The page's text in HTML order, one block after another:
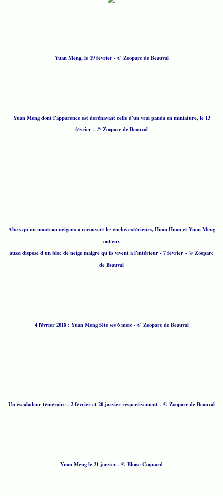
Yuan Meng, le 19 février - © Zooparc de Beauval
Yuan Meng dont l'apparence est dorénavant celle d'un vrai panda en miniature, le 13
février - © Zooparc de Beauval
Alors qu'un manteau neigeux a recouvert les enclos extérieurs, Huan Huan et Yuan Meng
ont eux
aussi disposé d'un bloc de neige malgré qu'ils vivent à l'intérieur - 7 février - © Zooparc
de Beauval
4 février 2018 : Yuan Meng fête ses 6 mois- © Zooparc de Beauval
Un escaladeur téméraire - 2 février et 20 janvier respectivement - © Zooparc de Beauval
Yuan Meng le 31 janvier - © Eloïse Coquard